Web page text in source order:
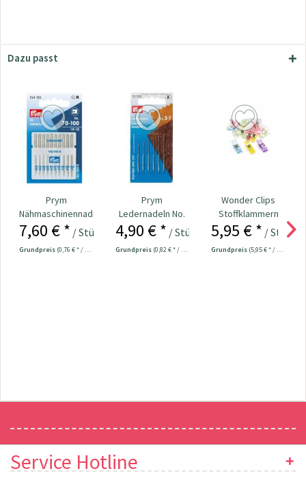
Dazu passt
Prym
Nähmaschinennadeln
130/705
Universal...
7,60 € * / Stück
Grundpreis (0,76 € * / 1 Stück)
Prym
Ledernadeln No.
3-7 Nr. 131259
4,90 € * / Stück
Grundpreis (0,82 € * / 1 Stück)
Wonder Clips
Stoffklammern
klein - 20 Stück
5,95 € * / Stück
Grundpreis (5,95 € * / 1 Stück)
Service Hotline